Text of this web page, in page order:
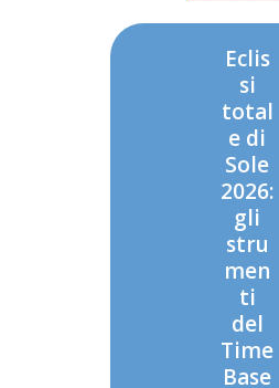
Eclis
si
total
e di
Sole
2026:
gli
stru
men
ti
del
Time
Base